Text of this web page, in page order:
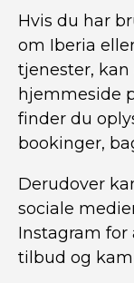
Hvis du har
om Iberia
tjenester,
hjemmeside
finder du
bookinger,
Derudover
sociale
Instagram for
tilbud og